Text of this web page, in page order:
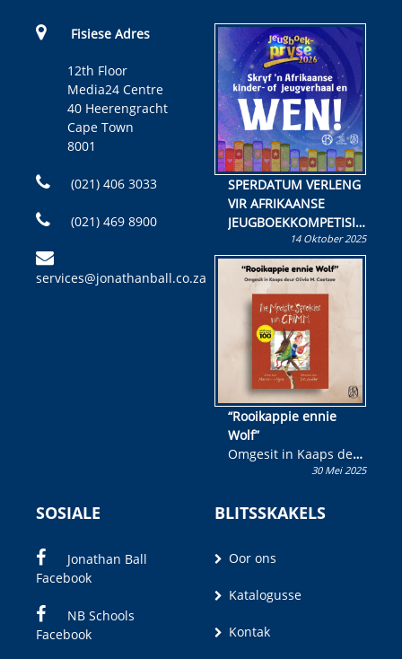
Fisiese Adres
12th Floor
Media24 Centre
40 Heerengracht
Cape Town
8001
(021) 406 3033
(021) 469 8900
services@jonathanball.co.za
SPERDATUM VERLENG
VIR AFRIKAANSE
JEUGBOEKKOMPETISIE
Skryf ’n jeugboek of
kinderboek en staan ’n
kans om R50 000 te
wen!
14 Oktober 2025
“Rooikappie ennie
Wolf”
Omgesit in Kaaps deur
Olivia M. Coetzee30 Mei 2025
SOSIALE
Jonathan Ball
Facebook
NB Schools
Facebook
BLITSSKAKELS
Oor ons
Katalogusse
Kontak